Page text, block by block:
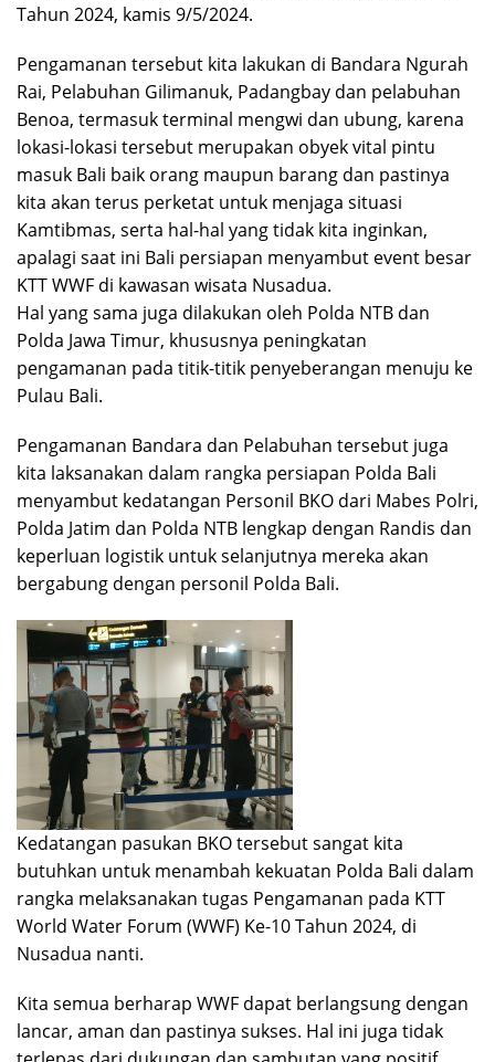
Tahun 2024, kamis 9/5/2024.
Pengamanan tersebut kita lakukan di Bandara Ngurah
Rai, Pelabuhan Gilimanuk, Padangbay dan pelabuhan
Benoa, termasuk terminal mengwi dan ubung, karena
lokasi-lokasi tersebut merupakan obyek vital pintu
masuk Bali baik orang maupun barang dan pastinya
kita akan terus perketat untuk menjaga situasi
Kamtibmas, serta hal-hal yang tidak kita inginkan,
apalagi saat ini Bali persiapan menyambut event besar
KTT WWF di kawasan wisata Nusadua.
Hal yang sama juga dilakukan oleh Polda NTB dan
Polda Jawa Timur, khususnya peningkatan
pengamanan pada titik-titik penyeberangan menuju ke
Pulau Bali.
Pengamanan Bandara dan Pelabuhan tersebut juga
kita laksanakan dalam rangka persiapan Polda Bali
menyambut kedatangan Personil BKO dari Mabes Polri,
Polda Jatim dan Polda NTB lengkap dengan Randis dan
keperluan logistik untuk selanjutnya mereka akan
bergabung dengan personil Polda Bali.
Kedatangan pasukan BKO tersebut sangat kita
butuhkan untuk menambah kekuatan Polda Bali dalam
rangka melaksanakan tugas Pengamanan pada KTT
World Water Forum (WWF) Ke-10 Tahun 2024, di
Nusadua nanti.
Kita semua berharap WWF dapat berlangsung dengan
lancar, aman dan pastinya sukses. Hal ini juga tidak